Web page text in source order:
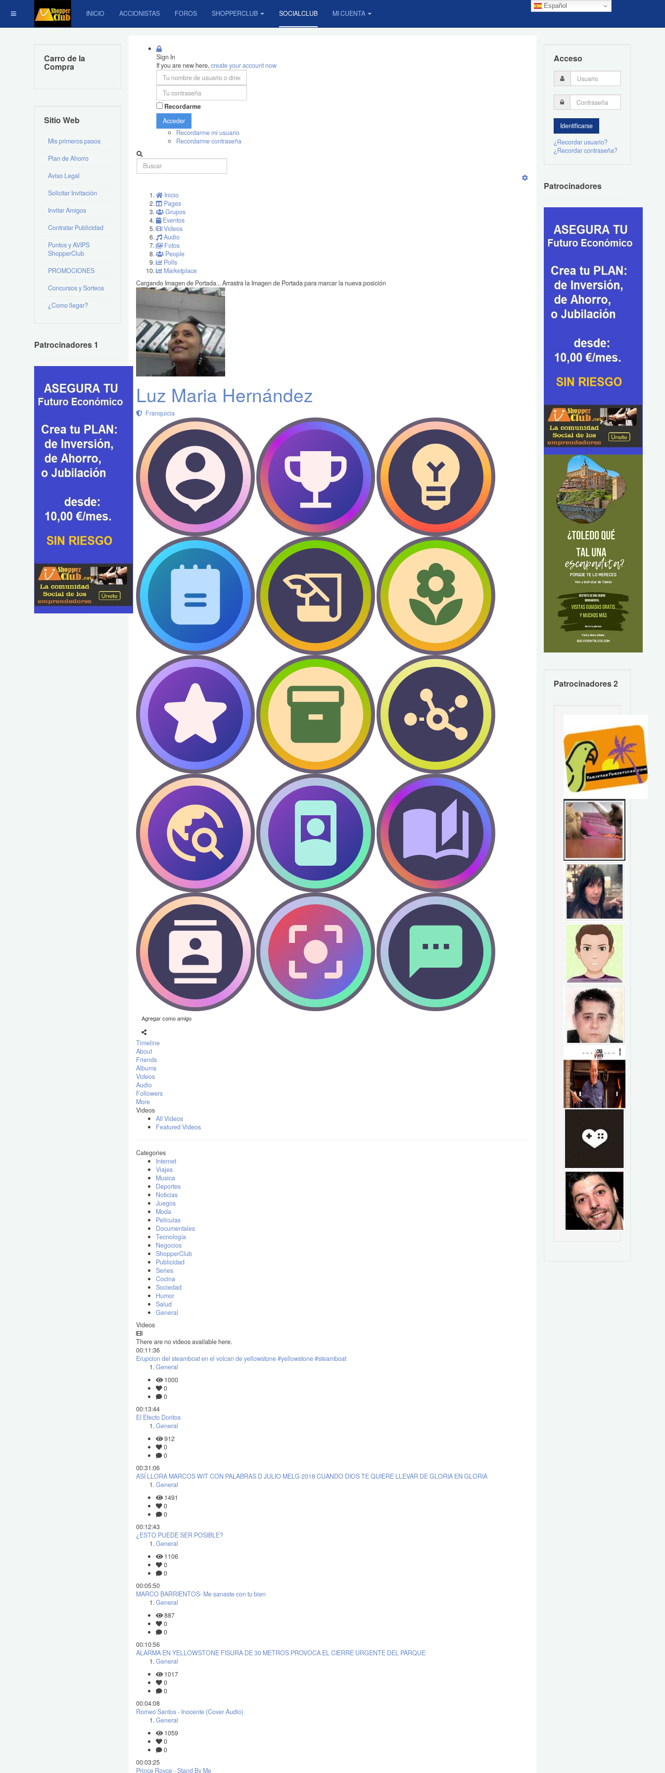
Español
INICIO ACCIONISTAS FOROS SHOPPERCLUB SOCIALCLUB MI CUENTA
Sign In
If you are new here,create your account now
Recordarme
Acceder
Recordarme mi usuario
Recordarme contraseña
Inicio
Pages
Grupos
Eventos
Videos
Audio
Fotos
People
Polls
Marketplace
Cargando Imagen de Portada...Arrastra la Imagen de Portada para marcar la nueva posición
Luz Maria Hernández
Franquicia
Agregar como amigo
Timeline
About
Friends
Albums
Videos
Audio
Followers
More
Videos
All Videos
Featured Videos
Categories
Internet
Viajes
Musica
Deportes
Noticias
Juegos
Moda
Peliculas
Documentales
Tecnología
Negocios
ShopperClub
Publicidad
Series
Cocina
Sociedad
Humor
Salud
General
Videos
There are no videos available here.
00:11:36
Erupcion del steamboat en el volcan de yellowstone #yellowstone #steamboat
General
1000
0
0
00:13:44
El Efecto Doritos
General
912
0
0
00:31:06
ASÍ LLORA MARCOS WIT CON PALABRAS D JULIO MELG 2018 CUANDO DIOS TE QUIERE LLEVAR DE GLORIA EN GLORIA
General
1491
0
0
00:12:43
¿ESTO PUEDE SER POSIBLE?
General
1106
0
0
00:05:50
MARCO BARRIENTOS- Me sanaste con tu bien
General
887
0
0
00:10:56
ALARMA EN YELLOWSTONE FISURA DE 30 METROS PROVOCA EL CIERRE URGENTE DEL PARQUE
General
1017
0
0
00:04:08
Romeo Santos - Inocente (Cover Audio)
General
1059
0
0
00:03:25
Prince Royce - Stand By Me
Carro de la
Compra
Sitio Web
Mis primeros pasos
Plan de Ahorro
Aviso Legal
Solicitar Invitación
Invitar Amigos
Contratar Publicidad
Puntos y AVIPS
ShopperClub
PROMOCIONES
Concursos y Sorteos
¿Como llegar?
Patrocinadores 1
Acceso
¿Recordar usuario?
¿Recordar contraseña?
Patrocinadores
Patrocinadores 2